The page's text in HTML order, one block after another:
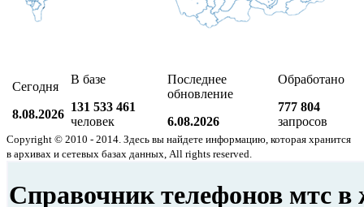
Сегодня
8.08.2026
В базе
131 533 461
человек
Последнее
обновление
6.08.2026
Обработано
777 804
запросов
Copyright © 2010 - 2014. Здесь вы найдете информацию, которая хранится
в архивах и сетевых базах данных, All rights reserved.
Справочник телефонов мтс в